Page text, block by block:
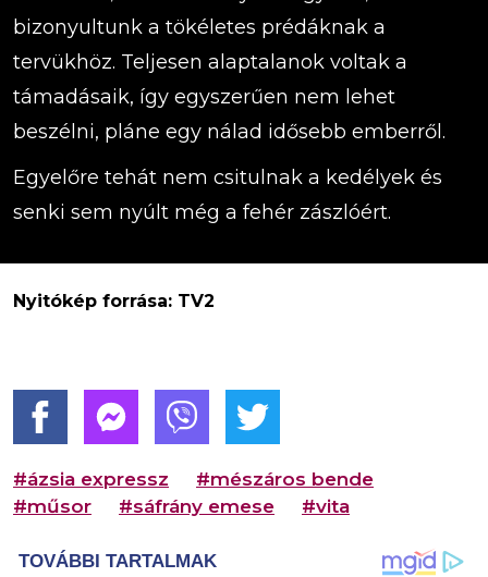
bizonyultunk a tökéletes prédáknak a
tervükhöz. Teljesen alaptalanok voltak a
támadásaik, így egyszerűen nem lehet
beszélni, pláne egy nálad idősebb emberről.
Egyelőre tehát nem csitulnak a kedélyek és
senki sem nyúlt még a fehér zászlóért.
Nyitókép forrása: TV2
#ázsia expressz
#mészáros bende
#műsor
#sáfrány emese #vita